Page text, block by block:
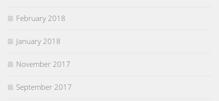
February 2018
January 2018
November 2017
September 2017